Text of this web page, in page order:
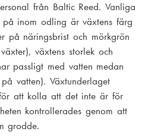
från Baltic Reed. Vanliga
inom odling är växtens färg
på näringsbrist och mörkgrön
växtens storlek och
passligt med vatten medan
vatten). Växtunderlaget
att kolla att det inte är för
kontrollerades genom att
grodde.